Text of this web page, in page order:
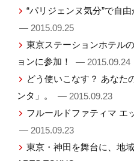
“パリジェンヌ気分”で自
— 2015.09.25
東京ステーションホテル
ョンに参加！
— 2015.09.24
どう使いこなす？ あなた
ンタ」。
— 2015.09.23
フルールドファティマ エ
— 2015.09.23
東京・神田を舞台に、地